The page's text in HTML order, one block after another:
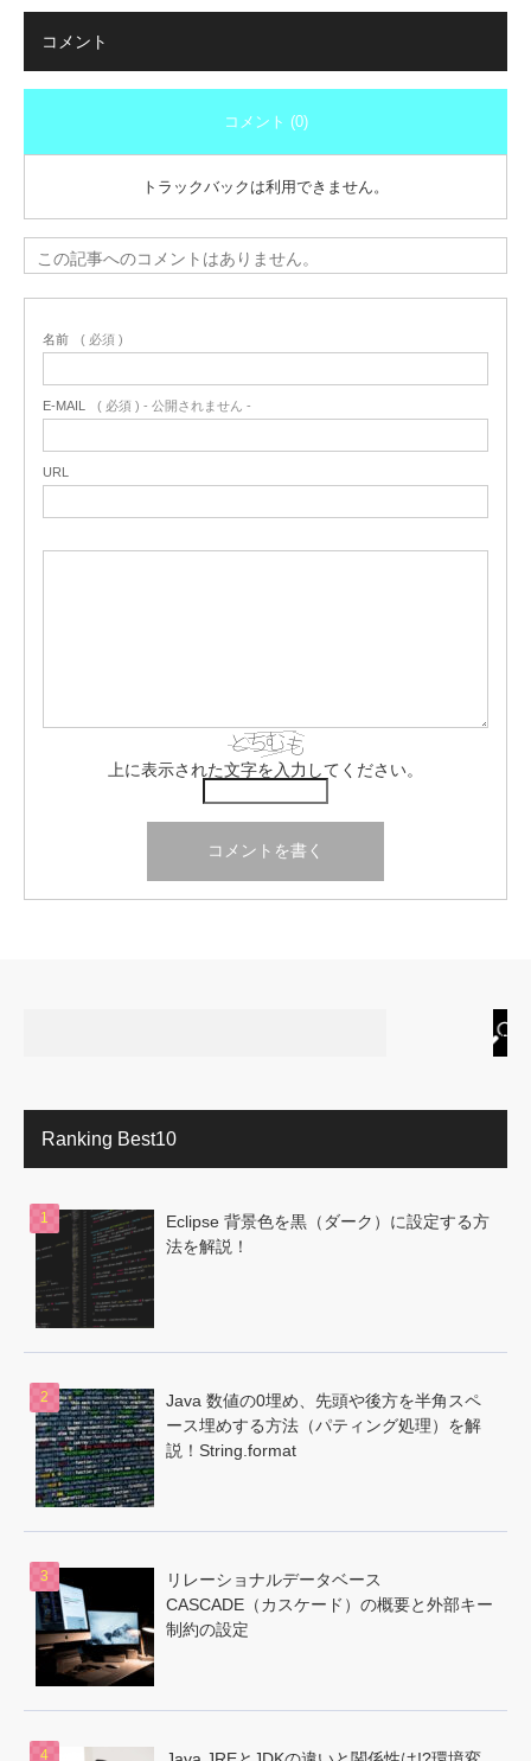
コメント
コメント (0)
トラックバックは利用できません。
この記事へのコメントはありません。
名前 ( 必須 )
E-MAIL ( 必須 ) - 公開されません -
URL
上に表示された文字を入力してください。
Ranking Best10
Eclipse 背景色を黒（ダーク）に設定する方
法を解説！
Java 数値の0埋め、先頭や後方を半角スペ
ース埋めする方法（パティング処理）を解
説！String.format
リレーショナルデータベース
CASCADE（カスケード）の概要と外部キー
制約の設定